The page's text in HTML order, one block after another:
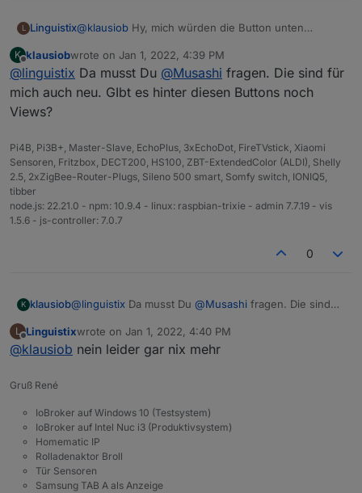
Dazu eine Antwort von HME Bluelink:
L Linguistix@klausiob Hy, mich würden die Button unten
finde ich diese?
Gruß René
K
Offline
klausiobwrote on Jan 1, 2022, 4:39 PM
last edited by
@linguistix Da musst Du @Musashi fragen. Die sind für
mich auch neu. GIbt es hinter diesen Buttons noch
Views?
Pi4B, Pi3B+, Master-Slave, EchoPlus, 3xEchoDot, FireTVstick, Xiaomi
Sensoren, Fritzbox, DECT200, HS100, ZBT-ExtendedColor (ALDI), Shelly
2.5, 2xZigBee-Router-Plugs, Sileno 500 smart, Somfy switch, IONIQ5,
tibber
node.js: 22.21.0 - npm: 10.9.4 - linux: raspbian-trixie - admin 7.7.19 - vis
1.5.6 - js-controller: 7.0.7
0
K klausiob@linguistix Da musst Du @Musashi fragen. Die sind
Views?
L
Offline
Linguistixwrote on Jan 1, 2022, 4:40 PM
last edited by
@klausiob nein leider gar nix mehr
Gruß René
IoBroker auf Windows 10 (Testsystem)
IoBroker auf Intel Nuc i3 (Produktivsystem)
Homematic IP
Rolladenaktor Broll
Tür Sensoren
Samsung TAB A als Anzeige